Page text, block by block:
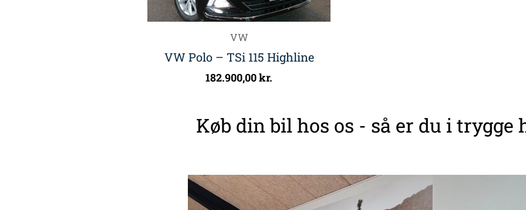
VW
VW Polo – TSi 115 Highline
182.900,00kr.
Køb din bil hos os - så er du i trygge